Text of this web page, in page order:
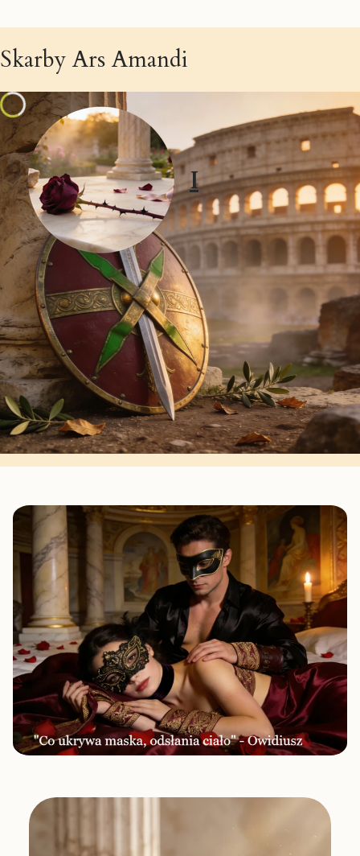
Skarby Ars Amandi
I